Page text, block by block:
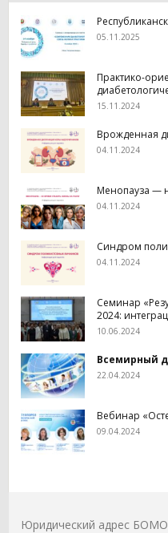
05.11.2025
Практико-
15.11.2024
Врожденная
04.11.2024
Менопауза —
04.11.2024
Синдром
04.11.2024
Семинар
2024:
10.06.2024
Всемирный
22.04.2024
Вебинар
09.04.2024
Юридический адрес БОМО